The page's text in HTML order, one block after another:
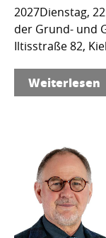
2027Dienstag,
der Grund- und
Iltisstraße 82, Kiel
Weiterlesen